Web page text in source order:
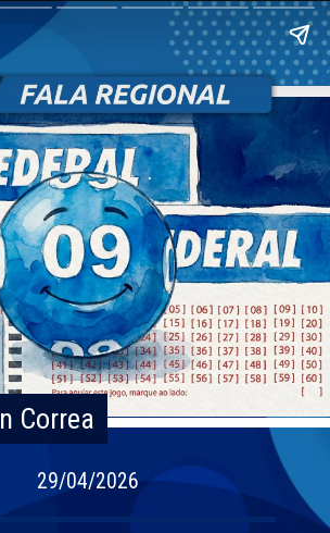
29/04/2026
Correa
Correa